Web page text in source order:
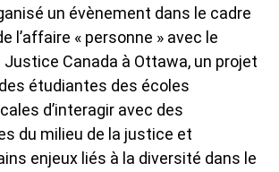
un évènement dans le cadre
l’affaire « personne » avec le
Canada à Ottawa, un projet
étudiantes des écoles
d’interagir avec des
du milieu de la justice et
enjeux liés à la diversité dans le